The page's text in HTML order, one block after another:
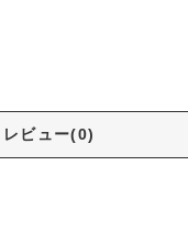
レビュー(0)